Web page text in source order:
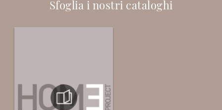
Sfoglia i nostri cataloghi